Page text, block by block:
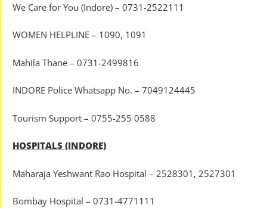
We Care for You (Indore) – 0731-2522111
WOMEN HELPLINE – 1090, 1091
Mahila Thane – 0731-2499816
INDORE Police Whatsapp No. – 7049124445
Tourism Support – 0755-255 0588
HOSPITALS (INDORE)
Maharaja Yeshwant Rao Hospital – 2528301, 2527301
Bombay Hospital – 0731-4771111